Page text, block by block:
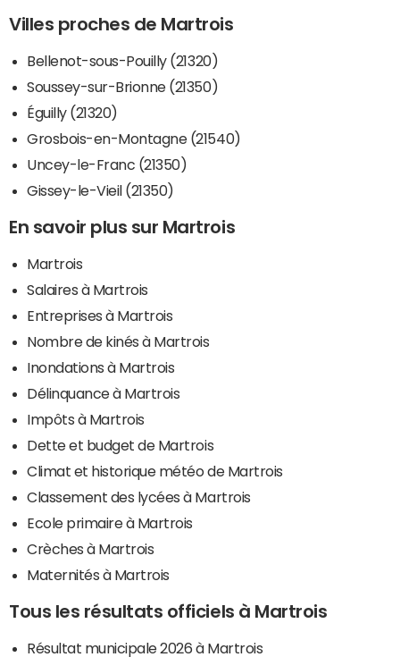
Villes proches de Martrois
Bellenot-sous-Pouilly (21320)
Soussey-sur-Brionne (21350)
Éguilly (21320)
Grosbois-en-Montagne (21540)
Uncey-le-Franc (21350)
Gissey-le-Vieil (21350)
En savoir plus sur Martrois
Martrois
Salaires à Martrois
Entreprises à Martrois
Nombre de kinés à Martrois
Inondations à Martrois
Délinquance à Martrois
Impôts à Martrois
Dette et budget de Martrois
Climat et historique météo de Martrois
Classement des lycées à Martrois
Ecole primaire à Martrois
Crèches à Martrois
Maternités à Martrois
Tous les résultats officiels à Martrois
Résultat municipale 2026 à Martrois